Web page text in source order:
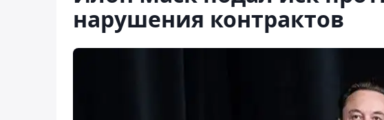
нарушения контрактов